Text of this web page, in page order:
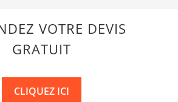
VOTRE DEVIS
GRATUIT
CLIQUEZ ICI